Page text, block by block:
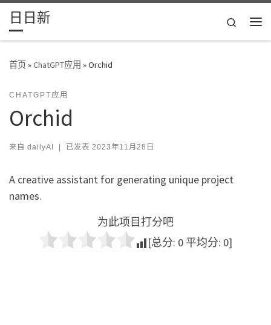
Skip to content
日日新
Search
首页»ChatGPT应用 »Orchid
CHATGPT应用
Orchid
来自 dailyAI | 已发表 2023年11月28日
A creative assistant for generating unique project
names.
为此项目打分吧
[总分: 0 平均分: 0]